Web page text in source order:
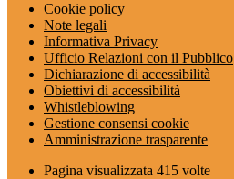
Cookie policy
Note legali
Informativa Privacy
Ufficio Relazioni con il Pubblico
Dichiarazione di accessibilità
Obiettivi di accessibilità
Whistleblowing
Gestione consensi cookie
Amministrazione trasparente
Pagina visualizzata 415 volte